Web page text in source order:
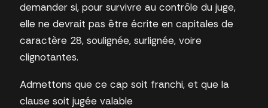
demander si, pour survivre au contrôle du juge,
elle ne devrait pas être écrite en capitales de
caractère 28, soulignée, surlignée, voire
clignotantes.
Admettons que ce cap soit franchi, et que la
clause soit jugée valable